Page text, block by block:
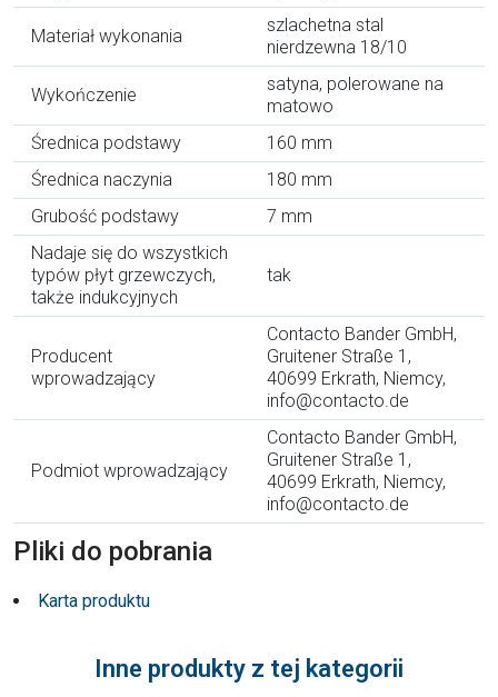
Materiał wykonania
szlachetna stal
nierdzewna 18/10
Wykończenie
satyna, polerowane na
matowo
Średnica podstawy
160 mm
Średnica naczynia
180 mm
Grubość podstawy
7 mm
Nadaje się do wszystkich
typów płyt grzewczych,
także indukcyjnych
tak
Producent
wprowadzający
Contacto Bander GmbH,
Gruitener Straße 1,
40699 Erkrath, Niemcy,
info@contacto.de
Podmiot wprowadzający
Contacto Bander GmbH,
Gruitener Straße 1,
40699 Erkrath, Niemcy,
info@contacto.de
Pliki do pobrania
Karta produktu
Inne produkty z tej kategorii